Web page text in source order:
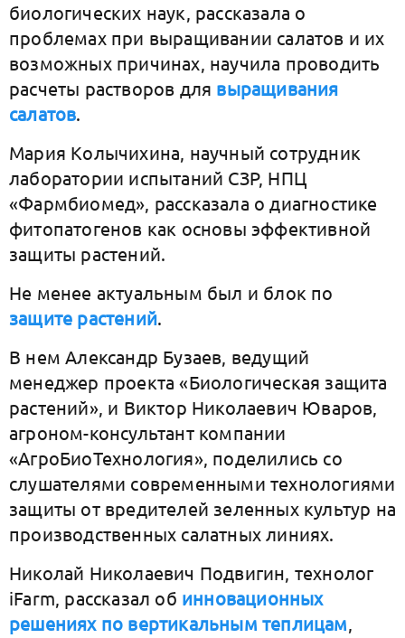
биологических наук, рассказала о
проблемах при выращивании салатов и их
возможных причинах, научила проводить
расчеты растворов для выращивания
салатов.
Мария Колычихина, научный сотрудник
лаборатории испытаний СЗР, НПЦ
«Фармбиомед», рассказала о диагностике
фитопатогенов как основы эффективной
защиты растений.
Не менее актуальным был и блок по
защите растений.
В нем Александр Бузаев, ведущий
менеджер проекта «Биологическая защита
растений», и Виктор Николаевич Юваров,
агроном-консультант компании
«АгроБиоТехнология», поделились со
слушателями современными технологиями
защиты от вредителей зеленных культур на
производственных салатных линиях.
Николай Николаевич Подвигин, технолог
iFarm, рассказал об инновационных
решениях по вертикальным теплицам,